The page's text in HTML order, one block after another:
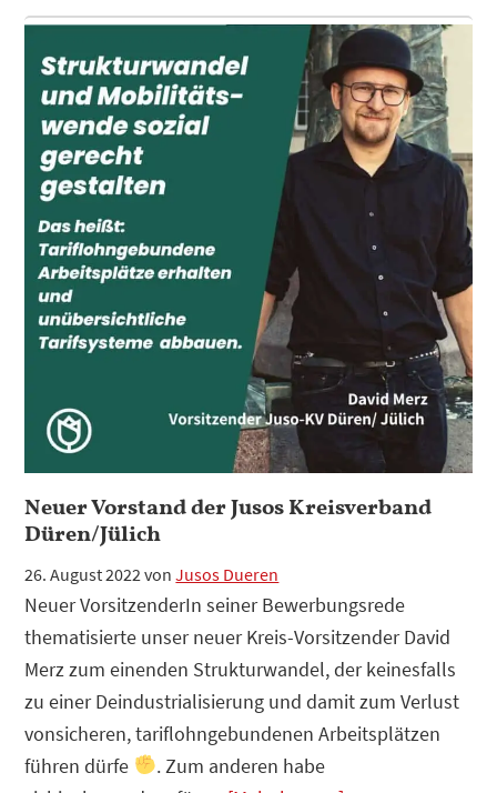
Plugin
Krankenhäuser
insolvent
Staat
die
Lösung?
Der
Staat
ist
die
Lösung!
Neuer Vorstand der Jusos Kreisverband
Düren/Jülich
26. August 2022 vonJusos Dueren
Neuer VorsitzenderIn seiner Bewerbungsrede
thematisierte unser neuer Kreis-Vorsitzender David
Merz zum einenden Strukturwandel, der keinesfalls
zu einer Deindustrialisierung und damit zum Verlust
vonsicheren, tariflohngebundenen Arbeitsplätzen
führen dürfe
. Zum anderen habe